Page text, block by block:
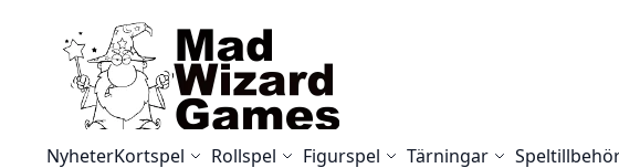
Skip to Content
NyheterKortspel Rollspel Figurspel Tärningar